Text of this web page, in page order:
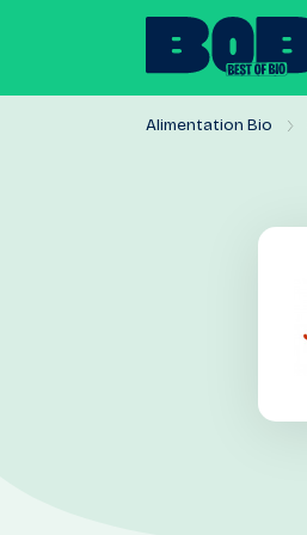
Alimentation Bio